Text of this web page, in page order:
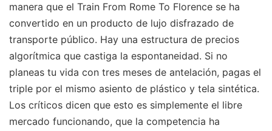
manera que el Train From Rome To Florence se ha
convertido en un producto de lujo disfrazado de
transporte público. Hay una estructura de precios
algorítmica que castiga la espontaneidad. Si no
planeas tu vida con tres meses de antelación, pagas el
triple por el mismo asiento de plástico y tela sintética.
Los críticos dicen que esto es simplemente el libre
mercado funcionando, que la competencia ha